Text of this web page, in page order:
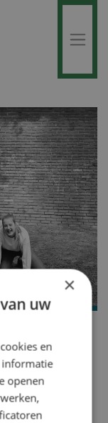
kun je per mail
van een
we eerst of
×
uw
en
informatie
openen